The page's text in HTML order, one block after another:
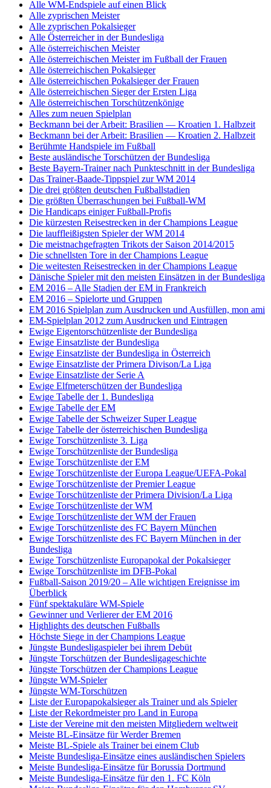
Alle WM-Endspiele auf einen Blick
Alle zyprischen Meister
Alle zyprischen Pokalsieger
Alle Österreicher in der Bundesliga
Alle österreichischen Meister
Alle österreichischen Meister im Fußball der Frauen
Alle österreichischen Pokalsieger
Alle österreichischen Pokalsieger der Frauen
Alle österreichischen Sieger der Ersten Liga
Alle österreichischen Torschützenkönige
Alles zum neuen Spielplan
Beckmann bei der Arbeit: Brasilien — Kroatien 1. Halbzeit
Beckmann bei der Arbeit: Brasilien — Kroatien 2. Halbzeit
Berühmte Handspiele im Fußball
Beste ausländische Torschützen der Bundesliga
Beste Bayern-Trainer nach Punkteschnitt in der Bundesliga
Das Trainer-Baade-Tippspiel zur WM 2014
Die drei größten deutschen Fußballstadien
Die größten Überraschungen bei Fußball-WM
Die Handicaps einiger Fußball-Profis
Die kürzesten Reisestrecken in der Champions League
Die lauffleißigsten Spieler der WM 2014
Die meistnachgefragten Trikots der Saison 2014/2015
Die schnellsten Tore in der Champions League
Die weitesten Reisestrecken in der Champions League
Dänische Spieler mit den meisten Einsätzen in der Bundesliga
EM 2016 – Alle Stadien der EM in Frankreich
EM 2016 – Spielorte und Gruppen
EM 2016 Spielplan zum Ausdrucken und Ausfüllen, mon ami
EM-Spielplan 2012 zum Ausdrucken und Eintragen
Ewige Eigentorschützenliste der Bundesliga
Ewige Einsatzliste der Bundesliga
Ewige Einsatzliste der Bundesliga in Österreich
Ewige Einsatzliste der Primera Divison/La Liga
Ewige Einsatzliste der Serie A
Ewige Elfmeterschützen der Bundesliga
Ewige Tabelle der 1. Bundesliga
Ewige Tabelle der EM
Ewige Tabelle der Schweizer Super League
Ewige Tabelle der österreichischen Bundesliga
Ewige Torschützenliste 3. Liga
Ewige Torschützenliste der Bundesliga
Ewige Torschützenliste der EM
Ewige Torschützenliste der Europa League/UEFA-Pokal
Ewige Torschützenliste der Premier League
Ewige Torschützenliste der Primera Division/La Liga
Ewige Torschützenliste der WM
Ewige Torschützenliste der WM der Frauen
Ewige Torschützenliste des FC Bayern München
Ewige Torschützenliste des FC Bayern München in der
Bundesliga
Ewige Torschützenliste Europapokal der Pokalsieger
Ewige Torschützenliste im DFB-Pokal
Fußball-Saison 2019/20 – Alle wichtigen Ereignisse im
Überblick
Fünf spektakuläre WM-Spiele
Gewinner und Verlierer der EM 2016
Highlights des deutschen Fußballs
Höchste Siege in der Champions League
Jüngste Bundesligaspieler bei ihrem Debüt
Jüngste Torschützen der Bundesligageschichte
Jüngste Torschützen der Champions League
Jüngste WM-Spieler
Jüngste WM-Torschützen
Liste der Europapokalsieger als Trainer und als Spieler
Liste der Rekordmeister pro Land in Europa
Liste der Vereine mit den meisten Mitgliedern weltweit
Meiste BL-Einsätze für Werder Bremen
Meiste BL-Spiele als Trainer bei einem Club
Meiste Bundesliga-Einsätze eines ausländischen Spielers
Meiste Bundesliga-Einsätze für Borussia Dortmund
Meiste Bundesliga-Einsätze für den 1. FC Köln